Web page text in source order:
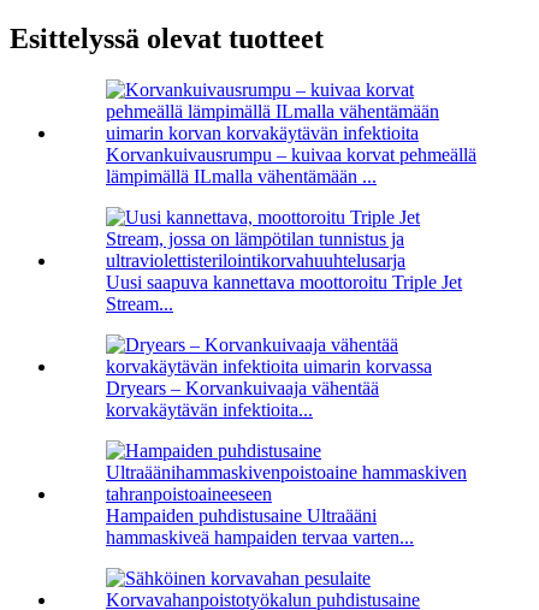
Esittelyssä olevat tuotteet
Korvankuivausrumpu – kuivaa korvat pehmeällä
lämpimällä ILmalla vähentämään ...
Uusi saapuva kannettava moottoroitu Triple Jet
Stream...
Dryears – Korvankuivaaja vähentää
korvakäytävän infektioita...
Hampaiden puhdistusaine Ultraääni
hammaskiveä hampaiden tervaa varten...